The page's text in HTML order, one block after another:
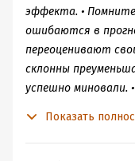
эффекта. •
ошибаются в
переоценивают
склонны
успешно миновали.
Показать